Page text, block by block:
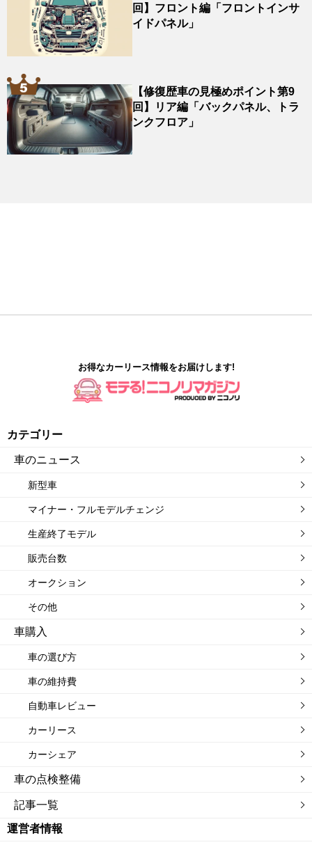
回】フロント編「フロントインサ
イドパネル」
【修復歴車の見極めポイント第9
回】リア編「バックパネル、トラ
ンクフロア」
お得なカーリース情報をお届けします!
カテゴリー
車のニュース
新型車
マイナー・フルモデルチェンジ
生産終了モデル
販売台数
オークション
その他
車購入
車の選び方
車の維持費
自動車レビュー
カーリース
カーシェア
車の点検整備
記事一覧
運営者情報